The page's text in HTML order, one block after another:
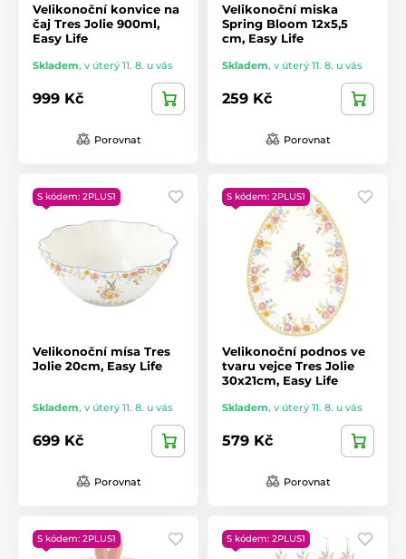
Velikonoční konvice na
čaj Tres Jolie 900ml,
Easy Life
Skladem, v úterý 11. 8. u vás
999 Kč
Porovnat
Velikonoční miska
Spring Bloom 12x5,5
cm, Easy Life
Skladem, v úterý 11. 8. u vás
259 Kč
Porovnat
S kódem: 2PLUS1
Velikonoční mísa Tres
Jolie 20cm, Easy Life
Skladem, v úterý 11. 8. u vás
699 Kč
Porovnat
S kódem: 2PLUS1
Velikonoční podnos ve
tvaru vejce Tres Jolie
30x21cm, Easy Life
Skladem, v úterý 11. 8. u vás
579 Kč
Porovnat
S kódem: 2PLUS1 S kódem: 2PLUS1